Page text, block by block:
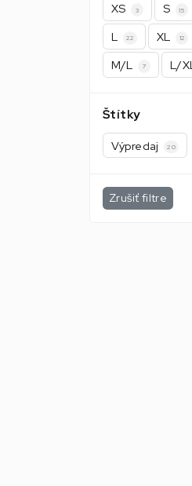
XS 3 S 15
L 22 XL 12
M/L 7 L/XL
Štítky
Výpredaj 20
Zrušiť filtre